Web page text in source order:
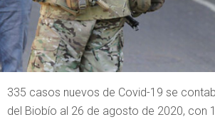
335 casos nuevos de Covid-19 se
del Biobío al 26 de agosto de 2020, con